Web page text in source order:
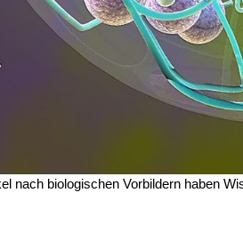
nach biologischen Vorbildern haben